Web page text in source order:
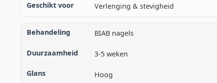
Verlenging & stevigheid
BIAB nagels
3-5 weken
Hoog